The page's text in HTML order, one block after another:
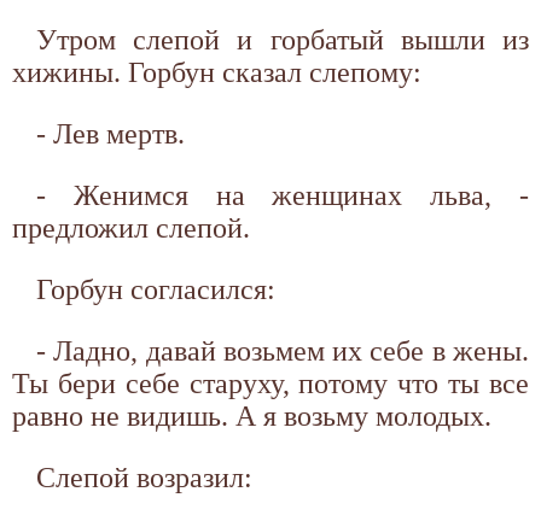
Утром слепой и горбатый вышли из
хижины. Горбун сказал слепому:
- Лев мертв.
- Женимся на женщинах льва, -
предложил слепой.
Горбун согласился:
- Ладно, давай возьмем их себе в жены.
Ты бери себе старуху, потому что ты все
равно не видишь. А я возьму молодых.
Слепой возразил: